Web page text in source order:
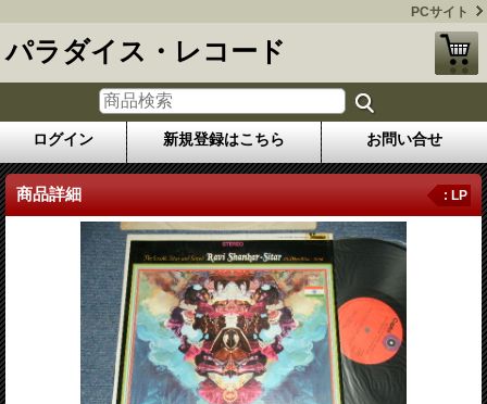
PCサイト
パラダイス・レコード
ログイン 新規登録はこちら お問い合せ
商品詳細 : LP